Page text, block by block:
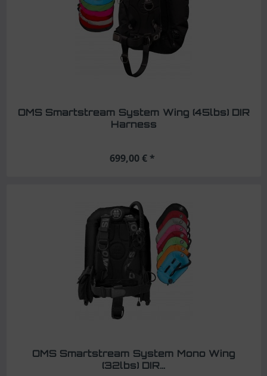
OMS Smartstream System Wing (45lbs) DIR
Harness
699,00 € *
OMS Smartstream System Mono Wing
(32lbs) DIR...